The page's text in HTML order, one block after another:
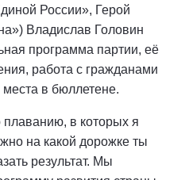
России», Герой
Владислав Головин
программа партии, её
работа с гражданами
в бюллетене.
плаванию, в которых я
на какой дорожке ты
результат. Мы